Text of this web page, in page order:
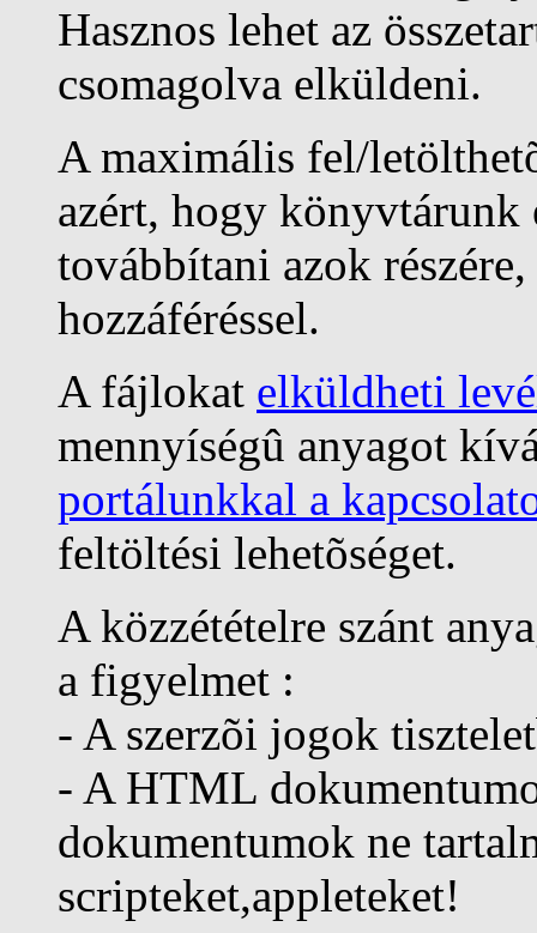
Hasznos lehet az
csomagolva elküldeni.
A maximális fel/
azért, hogy
továbbítani azok
hozzáféréssel.
A fájlokat elküldheti
mennyíségû anyagot
portálunkkal a
feltöltési lehetõséget.
A közzétételre szánt
a figyelmet :
- A szerzõi jogok
- A HTML
dokumentumok ne
scripteket,appleteket!